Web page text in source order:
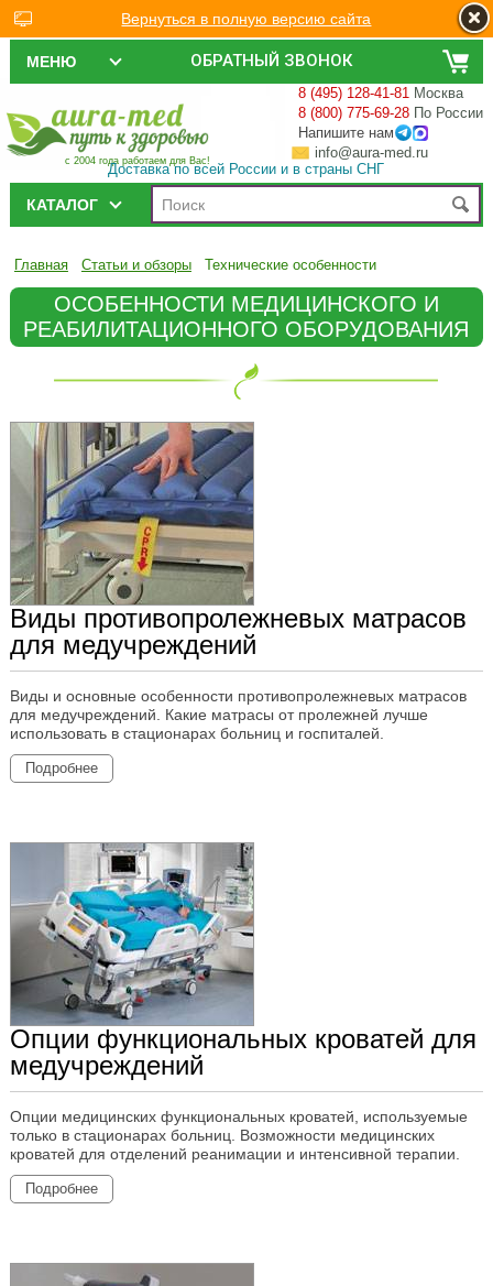
ОБРАТНЫЙ ЗВОНОК
МЕНЮ
с 2004 года работаем для Вас!
8 (495) 128-41-81 Москва
8 (800) 775-69-28 По России
Напишите нам
info@aura-med.ru
Доставка по всей России и в страны СНГ
КАТАЛОГ
Главная Статьи и обзоры Технические особенности
ОСОБЕННОСТИ МЕДИЦИНСКОГО И
РЕАБИЛИТАЦИОННОГО ОБОРУДОВАНИЯ
Виды противопролежневых матрасов
для медучреждений
Виды и основные особенности противопролежневых матрасов
для медучреждений. Какие матрасы от пролежней лучше
использовать в стационарах больниц и госпиталей.
Подробнее
Опции функциональных кроватей для
медучреждений
Опции медицинских функциональных кроватей, используемые
только в стационарах больниц. Возможности медицинских
кроватей для отделений реанимации и интенсивной терапии.
Подробнее
Вернуться в полную версию сайта